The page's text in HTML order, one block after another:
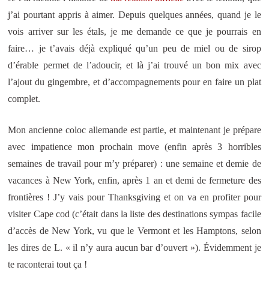
j’ai pourtant appris à aimer. Depuis quelques années, quand je le
vois arriver sur les étals, je me demande ce que je pourrais en
faire… je t’avais déjà expliqué qu’un peu de miel ou de sirop
d’érable permet de l’adoucir, et là j’ai trouvé un bon mix avec
l’ajout du gingembre, et d’accompagnements pour en faire un plat
complet.
Mon ancienne coloc allemande est partie, et maintenant je prépare
avec impatience mon prochain move (enfin après 3 horribles
semaines de travail pour m’y préparer) : une semaine et demie de
vacances à New York, enfin, après 1 an et demi de fermeture des
frontières ! J’y vais pour Thanksgiving et on va en profiter pour
visiter Cape cod (c’était dans la liste des destinations sympas facile
d’accès de New York, vu que le Vermont et les Hamptons, selon
les dires de L. « il n’y aura aucun bar d’ouvert »). Évidemment je
te raconterai tout ça !